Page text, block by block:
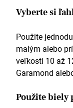
Vyberte si
Použite
malým alebo
veľkosti 10 až
Garamond
Použite biely